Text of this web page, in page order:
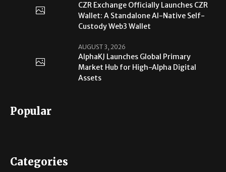
CZR Exchange Officially Launches CZR
Wallet: A Standalone AI-Native Self-
Custody Web3 Wallet
AUGUST 3, 2026
AlphaKJ Launches Global Primary
Market Hub for High-Alpha Digital
Assets
Popular
Categories